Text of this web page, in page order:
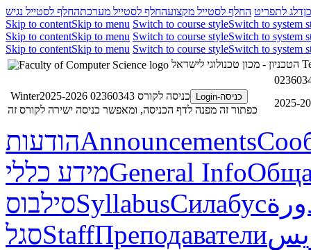
דלג לתפריט החלף לסטייל מקצועהחלף לסטייל מערכתהחלף לסטייל נגיש
Skip to contentSkip to menu Switch to course styleSwitch to system
Skip to contentSkip to menu Switch to course styleSwitch to system
Skip to contentSkip to menu Switch to course styleSwitch to system
כניסה-Login
כניסה לקורס 02360343 Winter2025-2026
כפתור זה מפנה לדף הכניסה, ומאפשר כניסה ישירה לקורס זה
הודעותAnnouncements
מידע כלליGeneral Info
סילבוסSyllabusСилабус
סגלStaffПреподаватели